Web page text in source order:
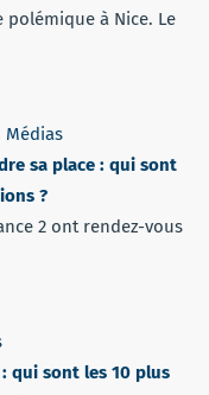
à Nice. Le
Médias
sa place : qui sont
?
2 ont rendez-vous
qui sont les 10 plus